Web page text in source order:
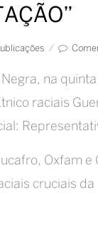
/
na
raciais
Oxfam
cruciais